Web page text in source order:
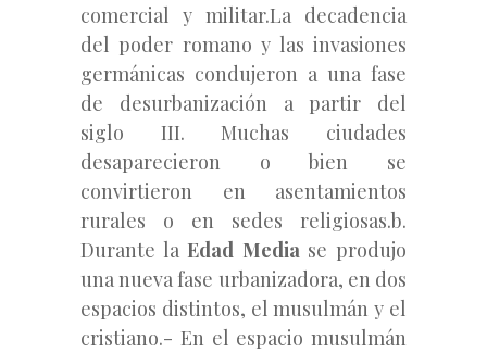
comercial y militar.La decadencia
del poder romano y las invasiones
germánicas condujeron a una fase
de desurbanización a partir del
siglo III. Muchas ciudades
desaparecieron o bien se
convirtieron en asentamientos
rurales o en sedes religiosas.b.
Durante laEdad Mediase produjo
una nueva fase urbanizadora, en dos
espacios distintos, el musulmán y el
cristiano.- En el espacio musulmán